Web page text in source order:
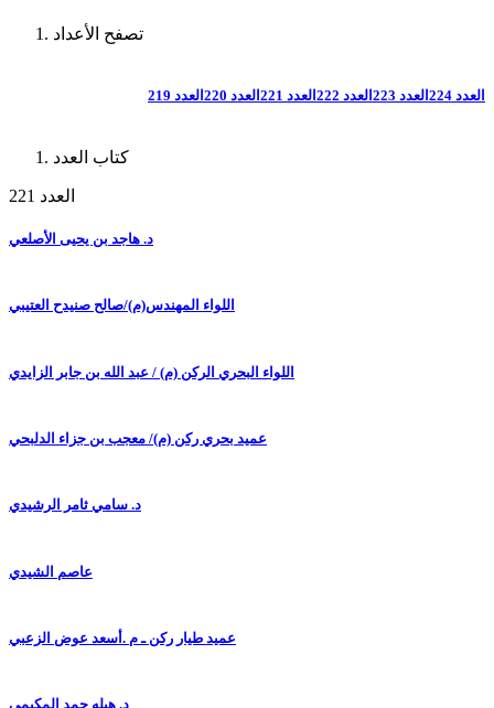
تصفح الأعداد
العدد 224 العدد 223 العدد 222 العدد 221 العدد 220 العدد 219
كتاب العدد
العدد 221
د. هاجد بن يحيى الأصلعي
اللواء المهندس(م)/صالح صنيدح العتيبي
اللواء البحري الركن (م) / عبد الله بن جابر الزايدي
عميد بحري ركن (م)/ معجب بن جزاء الدلبحي
د. سامي ثامر الرشيدي
عاصم الشيدي
عميد طيار ركن ـ م .أسعد عوض الزعبي
د. هيله حمد المكيمي